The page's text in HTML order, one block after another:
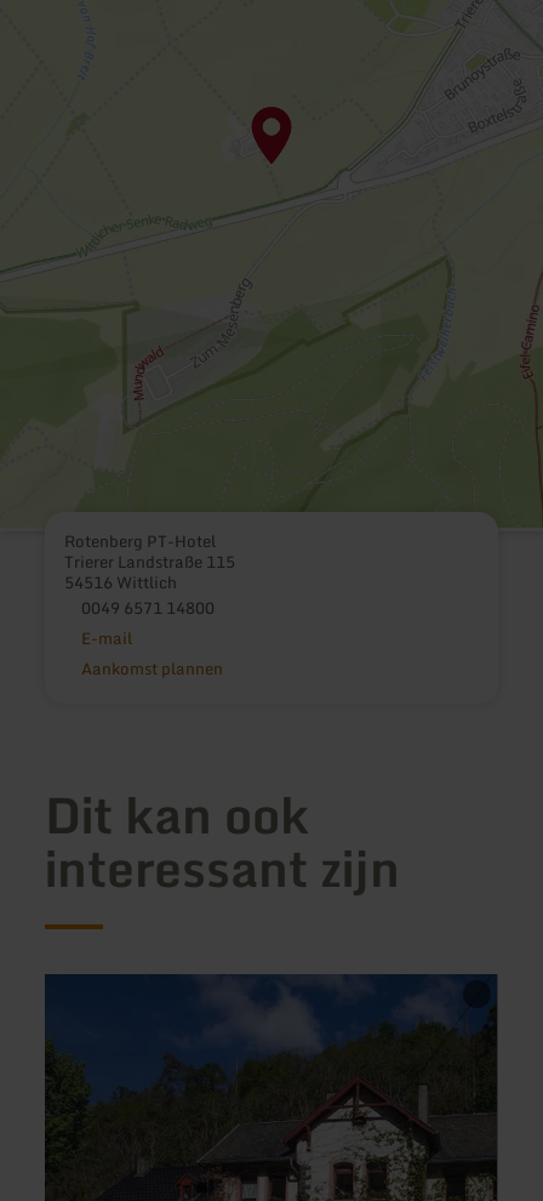
Rotenberg PT-Hotel
Trierer Landstraße 115
54516 Wittlich
0049 6571 14800
E-mail
Aankomst plannen
Dit kan ook
interessant zijn
Weinschänke-
Restaurant
Stellwerk
in
Monreal